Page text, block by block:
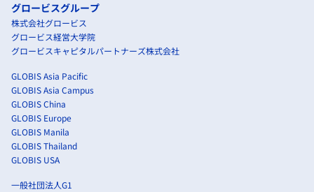
グロービスグループ
株式会社グロービス
グロービス経営大学院
グロービスキャピタルパートナーズ株式会社
GLOBIS Asia Pacific
GLOBIS Asia Campus
GLOBIS China
GLOBIS Europe
GLOBIS Manila
GLOBIS Thailand
GLOBIS USA
一般社団法人G1